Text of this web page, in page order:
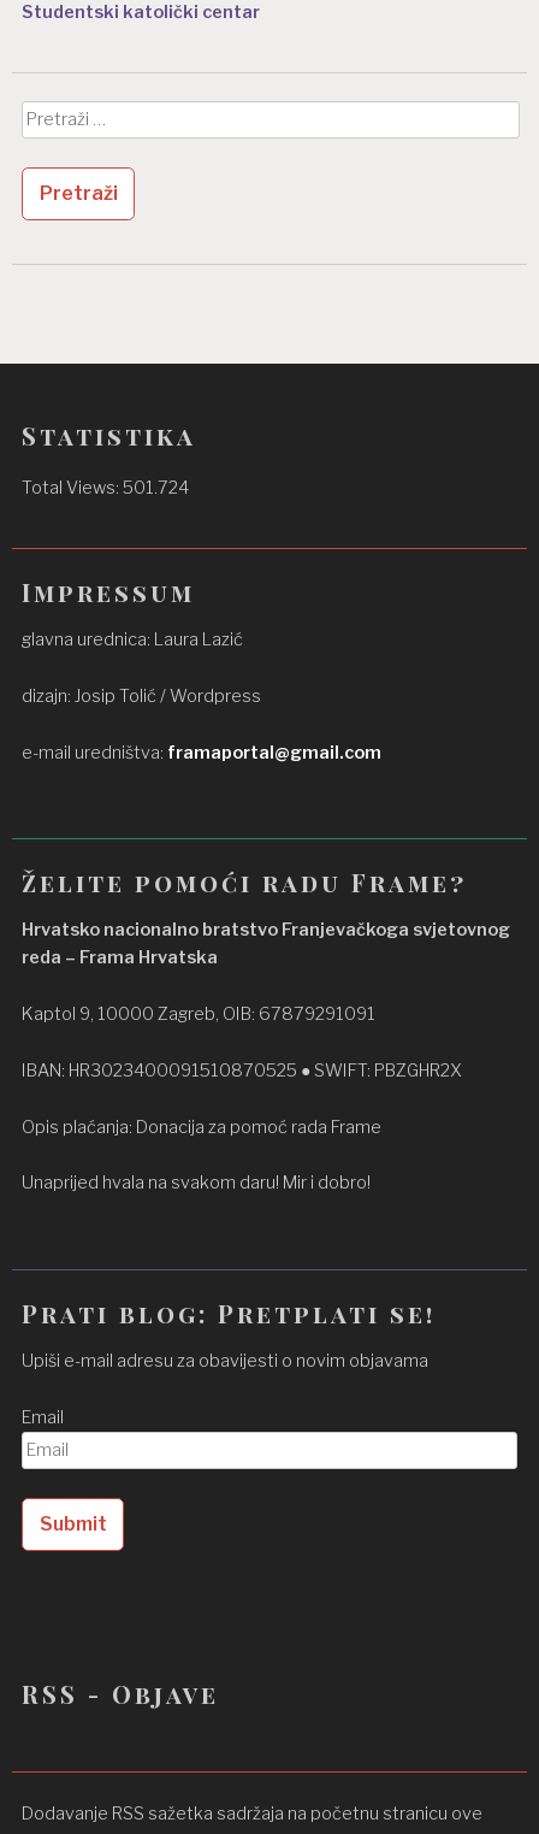
Studentski katolički centar
Pretraži:
Statistika
Total Views:501.724
Impressum
glavna urednica: Laura Lazić
dizajn: Josip Tolić / Wordpress
e-mail uredništva: framaportal@gmail.com
Želite pomoći radu Frame?
Hrvatsko nacionalno bratstvo Franjevačkoga svjetovnog
reda – Frama Hrvatska
Kaptol 9, 10000 Zagreb, OIB: 67879291091
IBAN: HR3023400091510870525 ● SWIFT: PBZGHR2X
Opis plaćanja: Donacija za pomoć rada Frame
Unaprijed hvala na svakom daru! Mir i dobro!
Prati blog: Pretplati se!
Upiši e-mail adresu za obavijesti o novim objavama
Email
RSS - Objave
Dodavanje RSS sažetka sadržaja na početnu stranicu ove